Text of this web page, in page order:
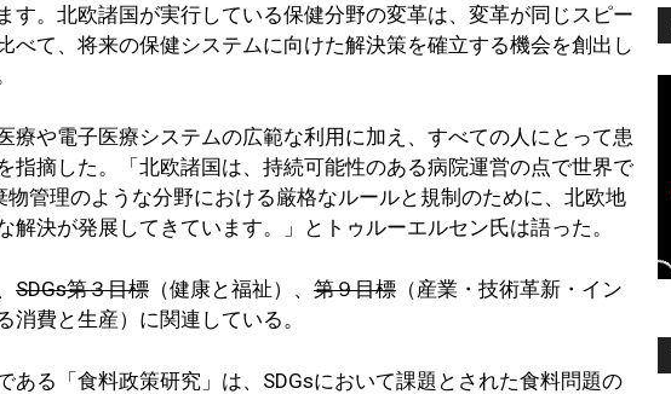
す。北欧諸国が実行している保健分野の変革は、変革が同じスピー
べて、将来の保健システムに向けた解決策を確立する機会を創出し
療や電子医療システムの広範な利用に加え、すべての人にとって患
指摘した。「北欧諸国は、持続可能性のある病院運営の点で世界で
管理のような分野における厳格なルールと規制のために、北欧地
解決が発展してきています。」とトゥルーエルセン氏は語った。
SDGs第３目標 （健康と福祉）、 第９目標 （産業・技術革新・イン
消費と生産）に関連している。
ある「食料政策研究」は、SDGsにおいて課題とされた食料問題の